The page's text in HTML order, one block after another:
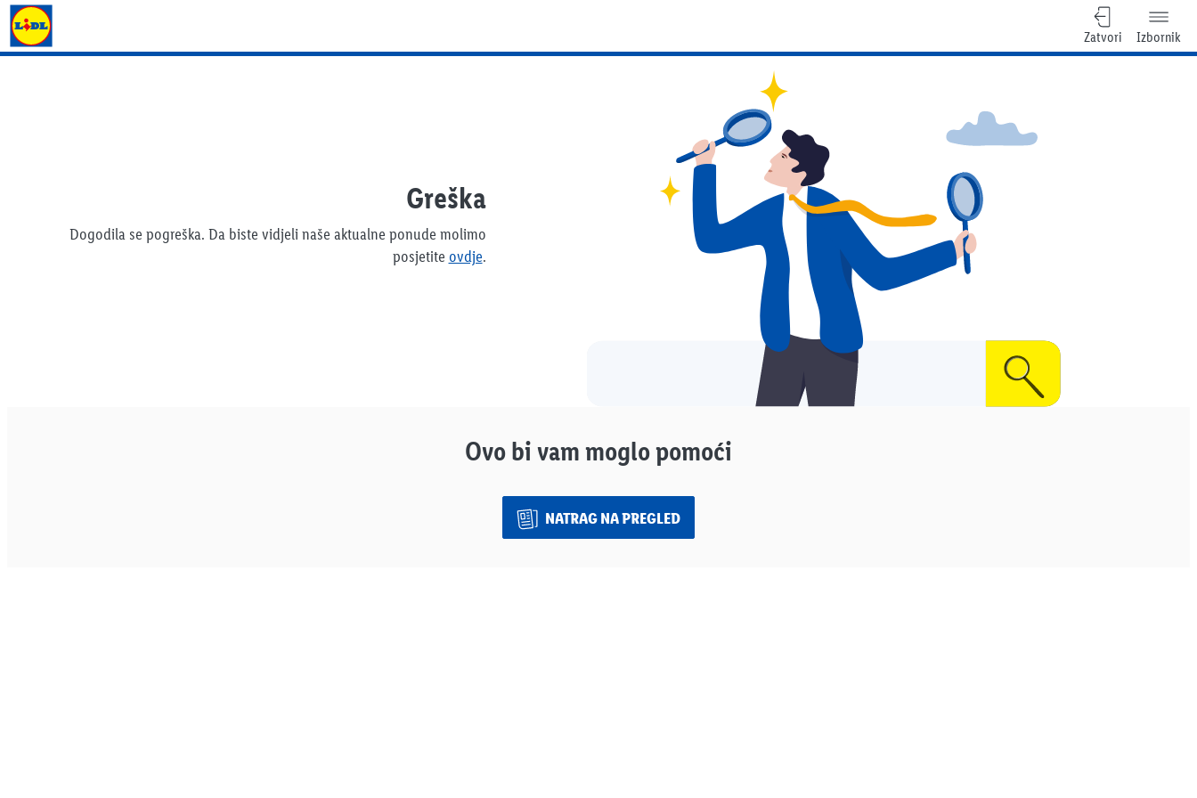
Lidl katalog
Zatvori Izbornik
Greška
Dogodila se pogreška. Da biste vidjeli naše aktualne ponude molimo
posjetite ovdje.
Ovo bi vam moglo pomoći
NATRAG NA PREGLED